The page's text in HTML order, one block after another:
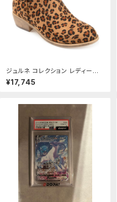
ジュルネ コレクション レディース
シューズ ブーツ・レインブーツ アン
クル Journee Collection Livvy
¥17,745